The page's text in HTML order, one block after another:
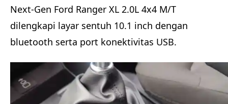
Next-Gen Ford Ranger XL 2.0L 4x4 M/T
dilengkapi layar sentuh 10.1 inch dengan
bluetooth serta port konektivitas USB.